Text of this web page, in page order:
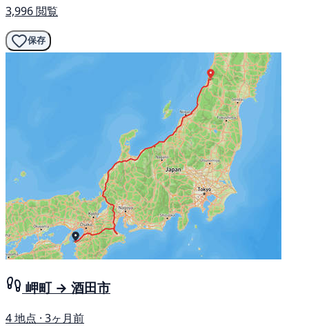
3,996 閲覧
保存
岬町 → 酒田市
4 地点 · 3ヶ月前